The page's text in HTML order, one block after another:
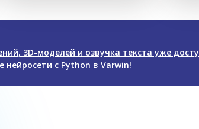
3D-моделей и озвучка текста уже
нейросети с Python в Varwin!